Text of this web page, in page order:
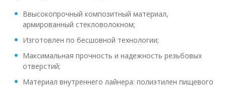
Ввысокопрочный композитный материал,
армированный стекловолокном;
Изготовлен по бесшовной технологии;
Максимальная прочность и надежность резьбовых
отверстий;
Материал внутреннего лайнера: полиэтилен пищевого